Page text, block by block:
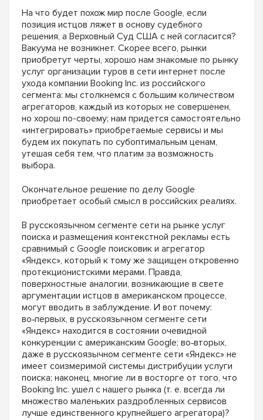
На что будет похож мир после Google, если
позиция истцов ляжет в основу судебного
решения, а Верховный Суд США с ней согласится?
Вакуума не возникнет. Скорее всего, рынки
приобретут черты, хорошо нам знакомые по рынку
услуг организации туров в сети интернет после
ухода компании Booking Inc. из российского
сегмента: мы столкнемся с большим количеством
агрегаторов, каждый из которых не совершенен,
но хорош по-своему; нам придется самостоятельно
«интегрировать» приобретаемые сервисы и мы
будем их покупать по субоптимальным ценам,
утешая себя тем, что платим за возможность
выбора.
Окончательное решение по делу Google
приобретает особый смысл в российских реалиях.
В русскоязычном сегменте сети на рынке услуг
поиска и размещения контекстной рекламы есть
сравнимый с Google поисковик и агрегатор
«Яндекс», который к тому же защищен откровенно
протекционистскими мерами. Правда,
поверхностные аналогии, возникающие в свете
аргументации истцов в американском процессе,
могут вводить в заблуждение. И вот почему:
во‑первых, в русскоязычном сегменте сети
«Яндекс» находится в состоянии очевидной
конкуренции с американским Google; во‑вторых,
даже в русскоязычном сегменте сети «Яндекс» не
имеет соизмеримой системы дистрибуции услуги
поиска; наконец, многие ли в восторге от того, что
Booking Inc. ушел с нашего рынка (т. е. всегда ли
множество маленьких раздробленных сервисов
лучше единственного крупнейшего агрегатора)?